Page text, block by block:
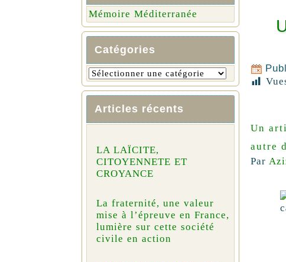
Mémoire Méditerranée
Catégories
Articles récents
LA LAÏCITE,
CITOYENNETE ET
CROYANCE
La fraternité, une valeur
mise à l’épreuve en France,
lumière sur cette société
civile en action
Un
autre
Par